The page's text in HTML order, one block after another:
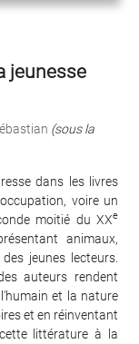
jeunesse
(sous la
dans les livres
voire un
moitié du XXe
animaux,
jeunes lecteurs.
auteurs rendent
et la nature
et en réinventant
littérature à la